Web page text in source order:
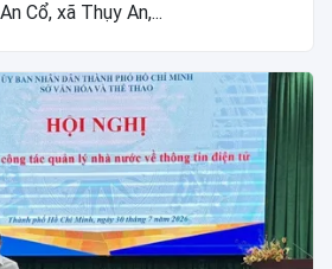
Cổ, xã Thụy An,...